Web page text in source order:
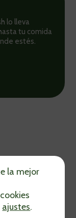
lo lleva
tu comida
estés.
la mejor
ajustes.